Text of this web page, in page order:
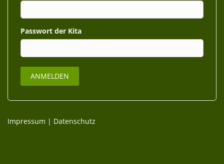
Passwort
Impressum | Datenschutz